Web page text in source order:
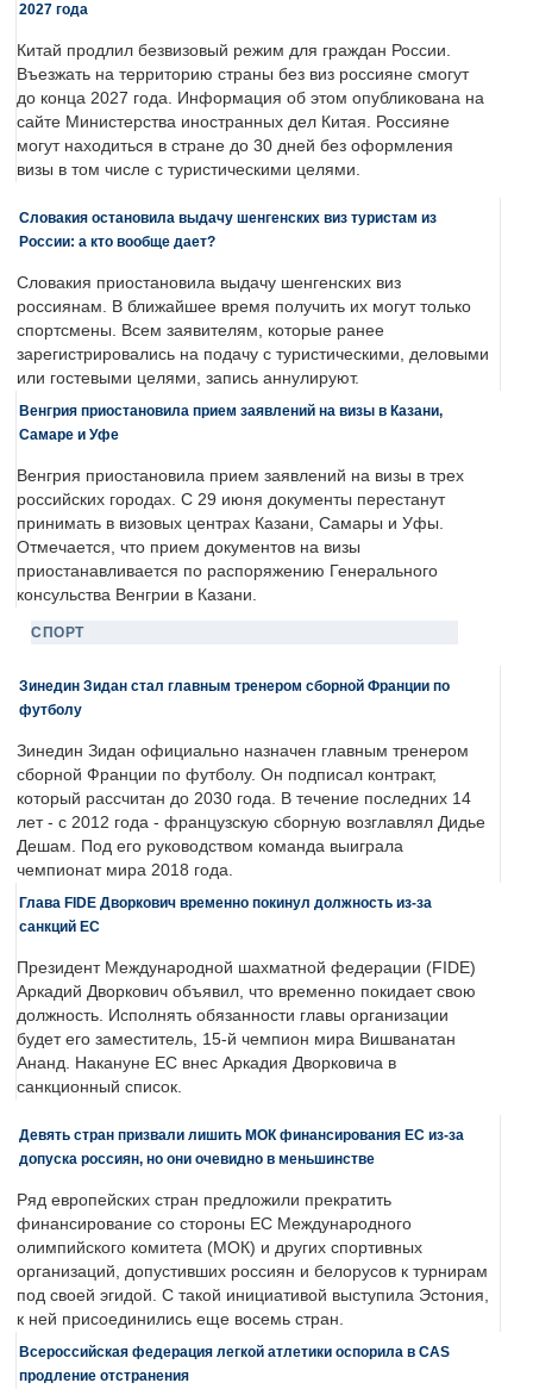
2027 года
Китай продлил безвизовый режим для граждан России.
Въезжать на территорию страны без виз россияне смогут
до конца 2027 года. Информация об этом опубликована на
сайте Министерства иностранных дел Китая. Россияне
могут находиться в стране до 30 дней без оформления
визы в том числе с туристическими целями.
Словакия остановила выдачу шенгенских виз туристам из
России: а кто вообще дает?
Словакия приостановила выдачу шенгенских виз
россиянам. В ближайшее время получить их могут только
спортсмены. Всем заявителям, которые ранее
зарегистрировались на подачу с туристическими, деловыми
или гостевыми целями, запись аннулируют.
Венгрия приостановила прием заявлений на визы в Казани,
Самаре и Уфе
Венгрия приостановила прием заявлений на визы в трех
российских городах. С 29 июня документы перестанут
принимать в визовых центрах Казани, Самары и Уфы.
Отмечается, что прием документов на визы
приостанавливается по распоряжению Генерального
консульства Венгрии в Казани.
СПОРТ
Зинедин Зидан стал главным тренером сборной Франции по
футболу
Зинедин Зидан официально назначен главным тренером
сборной Франции по футболу. Он подписал контракт,
который рассчитан до 2030 года. В течение последних 14
лет - с 2012 года - французскую сборную возглавлял Дидье
Дешам. Под его руководством команда выиграла
чемпионат мира 2018 года.
Глава FIDE Дворкович временно покинул должность из-за
санкций ЕС
Президент Международной шахматной федерации (FIDE)
Аркадий Дворкович объявил, что временно покидает свою
должность. Исполнять обязанности главы организации
будет его заместитель, 15-й чемпион мира Вишванатан
Ананд. Накануне ЕС внес Аркадия Дворковича в
санкционный список.
Девять стран призвали лишить МОК финансирования ЕС из-за
допуска россиян, но они очевидно в меньшинстве
Ряд европейских стран предложили прекратить
финансирование со стороны ЕС Международного
олимпийского комитета (МОК) и других спортивных
организаций, допустивших россиян и белорусов к турнирам
под своей эгидой. С такой инициативой выступила Эстония,
к ней присоединились еще восемь стран.
Всероссийская федерация легкой атлетики оспорила в CAS
продление отстранения